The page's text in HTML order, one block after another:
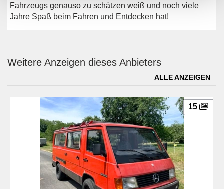
Fahrzeugs genauso zu schätzen weiß und noch viele
Jahre Spaß beim Fahren und Entdecken hat!
Weitere Anzeigen dieses Anbieters
ALLE ANZEIGEN
15